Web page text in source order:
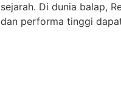
sejarah. Di dunia balap,
dan performa tinggi